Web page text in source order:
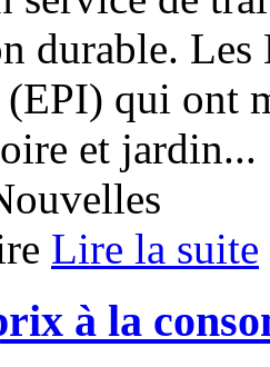
durable.
qui ont
et jardin...
Lire la suite
à la